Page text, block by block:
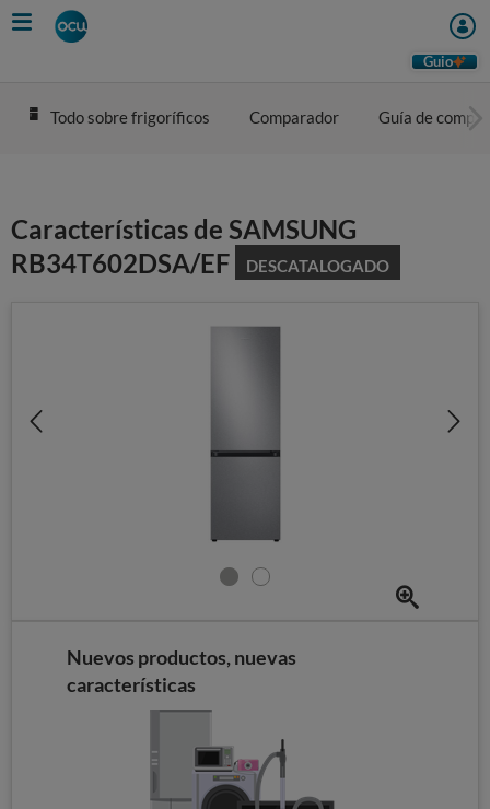
Skip
to
Guio
Todo sobre frigoríficos Comparador Guía de compra
Características de SAMSUNG
RB34T602DSA/EF
DESCATALOGADO
Nuevos productos, nuevas
características